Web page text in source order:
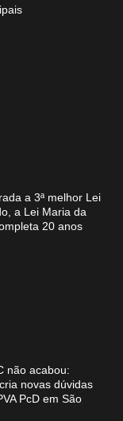
a 3ª melhor Lei
a Lei Maria da
20 anos
não acabou:
novas dúvidas
PcD em São